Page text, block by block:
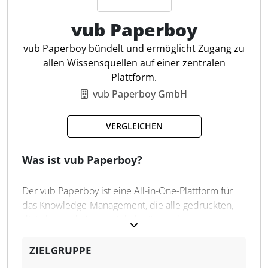
ADDISON. Die Software bietet zudem
revisionssichere Archivierung und unterstützt die
Einhaltung von rechtlichen Vorgaben wie der GoBD
2020. Funktionen wie digitale Wiedervorlagen,
individuelle Rechteverwaltung und eine flexible
Aktenstruktur machen AKTEFIX digital zu einem
umfassenden Tool für die Optimierung betrieblicher
Automatisierte Wiedervorlage
Frei konfigurierbare Workflows
Multi-Company-& mandantenfähig
vub Paperboy
vub Paperboy bündelt und ermöglicht Zugang zu
allen Wissensquellen auf einer zentralen
Plattform.
vub Paperboy GmbH
VERGLEICHEN
Was ist vub Paperboy?
Der vub Paperboy ist eine All-in-One-Plattform für
das Knowledge-Management, die alle gedruckten,
etc.) in einer Oberfläche bündelt.
ZIELGRUPPE